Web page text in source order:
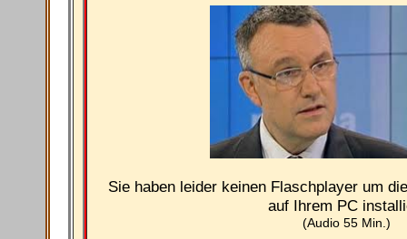
Sie haben leider keinen Flaschplayer um
auf Ihrem PC
(Audio 55 Min.)